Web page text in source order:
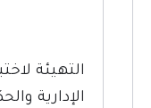
التهيئة
الإدارية